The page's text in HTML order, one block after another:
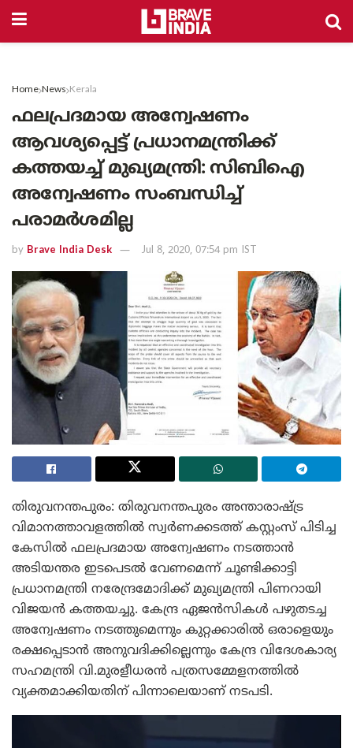
Home News Kerala
ഫലപ്രദമായ അന്വേഷണം
ആവശ്യപ്പെട്ട് പ്രധാനമന്ത്രിക്ക്
കത്തയച്ച് മുഖ്യമന്ത്രി: സിബിഐ
അന്വേഷണം സംബന്ധിച്ച്
പരാമര്‍ശമില്ല
by Brave India Desk Jul 8, 2020, 07:54 pm IST
തിരുവനന്തപുരം: തിരുവനന്തപുരം അന്താരാഷ്ട്ര
വിമാനത്താവളത്തില്‍ സ്വര്‍ണക്കടത്ത് കസ്റ്റംസ് പിടിച്ച
കേസില്‍ ഫലപ്രദമായ അന്വേഷണം നടത്താന്‍
അടിയന്തര ഇടപെടല്‍ വേണമെന്ന് ചൂണ്ടിക്കാട്ടി
പ്രധാനമന്ത്രി നരേന്ദ്രമോദിക്ക് മുഖ്യമന്ത്രി പിണറായി
വിജയന്‍ കത്തയച്ചു. കേന്ദ്ര ഏജന്‍സികള്‍ പഴുതടച്ച
അന്വേഷണം നടത്തുമെന്നും കുറ്റക്കാരില്‍ ഒരാളെയും
രക്ഷപ്പെടാന്‍ അനുവദിക്കില്ലെന്നും കേന്ദ്ര വിദേശകാര്യ
സഹമന്ത്രി വി.മുരളീധരന്‍ പത്രസമ്മേളനത്തില്‍
വ്യക്തമാക്കിയതിന് പിന്നാലെയാണ് നടപടി.